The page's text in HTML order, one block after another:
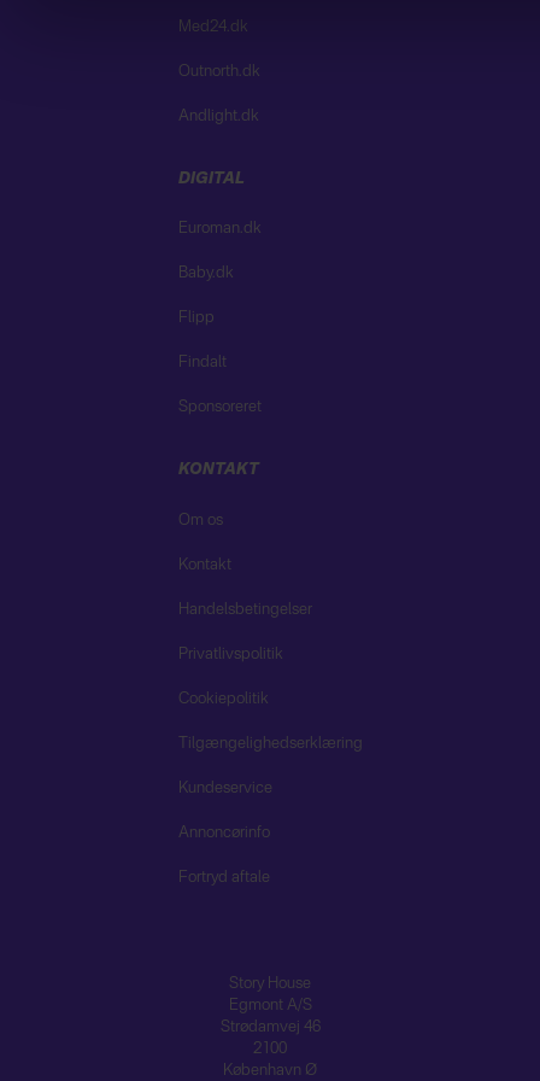
Med24.dk
Outnorth.dk
Andlight.dk
DIGITAL
Euroman.dk
Baby.dk
Flipp
Findalt
Sponsoreret
KONTAKT
Om os
Kontakt
Handelsbetingelser
Privatlivspolitik
Cookiepolitik
Tilgængelighedserklæring
Kundeservice
Annoncørinfo
Fortryd aftale
Story House
Egmont A/S
Strødamvej 46
2100
København Ø